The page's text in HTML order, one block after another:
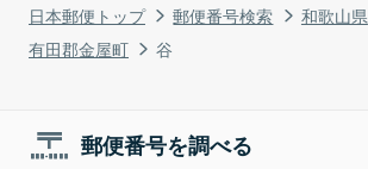
日本郵便トップ 郵便番号検索
和歌山県
有田郡金屋町
谷
郵便番号を調べる